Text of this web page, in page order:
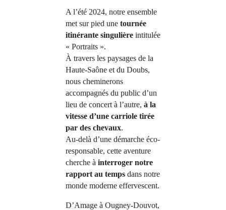
A l’été 2024, notre ensemble
met sur pied une tournée
itinérante singulière intitulée
« Portraits ».
À travers les paysages de la
Haute-Saône et du Doubs,
nous cheminerons
accompagnés du public d’un
lieu de concert à l’autre, à la
vitesse d’une carriole tirée
par des chevaux.
Au-delà d’une démarche éco-
responsable, cette aventure
cherche à interroger notre
rapport au temps dans notre
monde moderne effervescent.
D’Amage à Ougney-Douvot,